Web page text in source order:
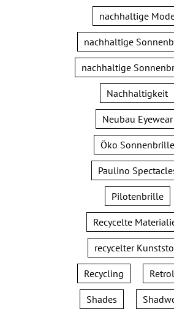
nachhaltige
nachhaltige
nachhaltige
Nachhaltigkeit
Neubau Eyewear
Öko Sonnenbrille
Paulino
Pilotenbrille
Recycelte
recycelter
Recycling
Shades